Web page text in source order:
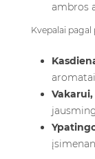
ambros
Kvepalai pagal